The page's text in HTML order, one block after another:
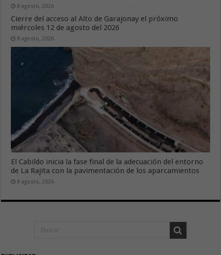
8 agosto, 2026
Cierre del acceso al Alto de Garajonay el próximo
miércoles 12 de agosto del 2026
8 agosto, 2026
El Cabildo inicia la fase final de la adecuación del entorno
de La Rajita con la pavimentación de los aparcamientos
8 agosto, 2026